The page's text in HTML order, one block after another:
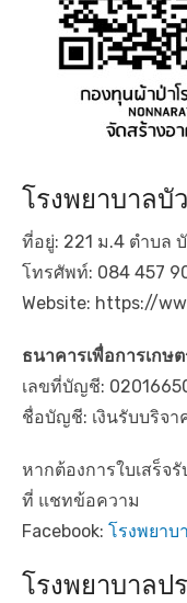
โรงพยาบาลบั
ที่อยู่: 221 ม.4 ตำบล
โทรศัพท์: 084 457
Website: https://
ธนาคารเพื่อการเกษ
เลขที่บัญชี:
ชื่อบัญชี: เงินรับบริจา
หากต้องการใบเสร็จ
ที่ แชทข้อความ
Facebook: โรงพยาบ
โรงพยาบาลป